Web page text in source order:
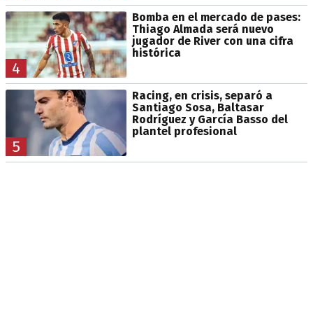
4
Bomba en el mercado de pases:
Thiago Almada será nuevo
jugador de River con una cifra
histórica
5
Racing, en crisis, separó a
Santiago Sosa, Baltasar
Rodríguez y García Basso del
plantel profesional